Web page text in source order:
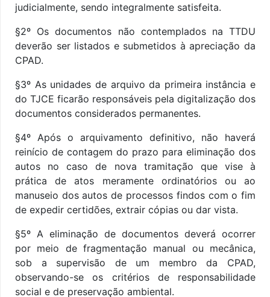
judicialmente, sendo integralmente satisfeita.
§2º Os documentos não contemplados na TTDU
deverão ser listados e submetidos à apreciação da
CPAD.
§3º As unidades de arquivo da primeira instância e
do TJCE ficarão responsáveis pela digitalização dos
documentos considerados permanentes.
§4º Após o arquivamento definitivo, não haverá
reinício de contagem do prazo para eliminação dos
autos no caso de nova tramitação que vise à
prática de atos meramente ordinatórios ou ao
manuseio dos autos de processos findos com o fim
de expedir certidões, extrair cópias ou dar vista.
§5º A eliminação de documentos deverá ocorrer
por meio de fragmentação manual ou mecânica,
sob a supervisão de um membro da CPAD,
observando-se os critérios de responsabilidade
social e de preservação ambiental.